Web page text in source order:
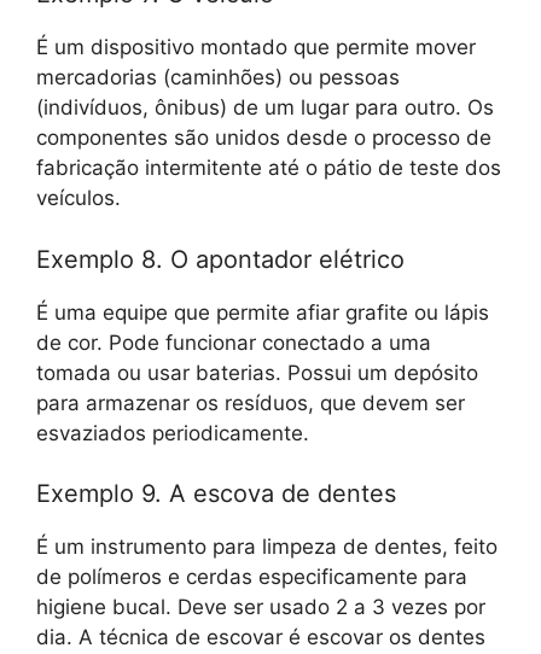
É um dispositivo montado que permite mover
mercadorias (caminhões) ou pessoas
(indivíduos, ônibus) de um lugar para outro. Os
componentes são unidos desde o processo de
fabricação intermitente até o pátio de teste dos
veículos.
Exemplo 8. O apontador elétrico
É uma equipe que permite afiar grafite ou lápis
de cor. Pode funcionar conectado a uma
tomada ou usar baterias. Possui um depósito
para armazenar os resíduos, que devem ser
esvaziados periodicamente.
Exemplo 9. A escova de dentes
É um instrumento para limpeza de dentes, feito
de polímeros e cerdas especificamente para
higiene bucal. Deve ser usado 2 a 3 vezes por
dia. A técnica de escovar é escovar os dentes